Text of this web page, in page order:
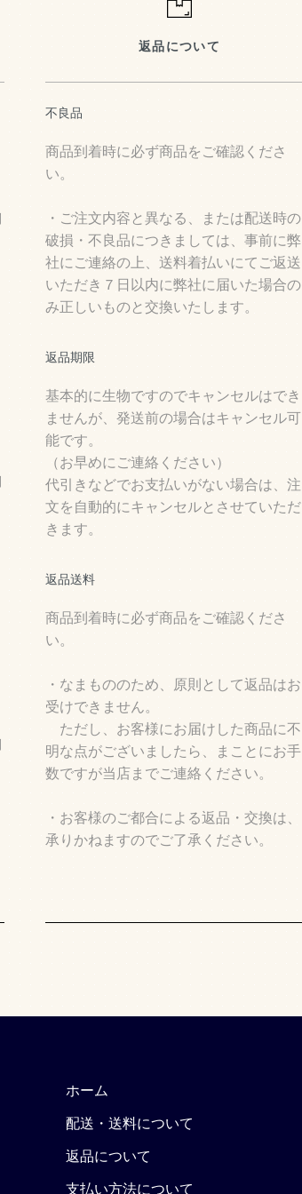
返品について
不良品
商品到着時に必ず商品をご確認くださ
い。
・ご注文内容と異なる、または配送時の
破損・不良品につきましては、事前に弊
社にご連絡の上、送料着払いにてご返送
いただき７日以内に弊社に届いた場合の
み正しいものと交換いたします。
返品期限
基本的に生物ですのでキャンセルはでき
ませんが、発送前の場合はキャンセル可
能です。
（お早めにご連絡ください）
代引きなどでお支払いがない場合は、注
文を自動的にキャンセルとさせていただ
きます。
返品送料
商品到着時に必ず商品をご確認くださ
い。
・なまもののため、原則として返品はお
受けできません。
ただし、お客様にお届けした商品に不
明な点がございましたら、まことにお手
数ですが当店までご連絡ください。
・お客様のご都合による返品・交換は、
承りかねますのでご了承ください。
ホーム
配送・送料について
返品について
支払い方法について